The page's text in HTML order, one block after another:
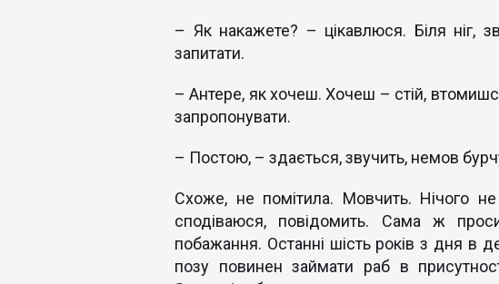
– Як накажете? – цікавлюся. Біля ніг,
запитати.
– Антере, як хочеш. Хочеш – стій,
запропонувати.
– Постою, – здається, звучить, немов
Схоже, не помітила. Мовчить. Нічого
сподіваюся, повідомить. Сама ж
побажання. Останні шість років з дня в
позу повинен займати раб в